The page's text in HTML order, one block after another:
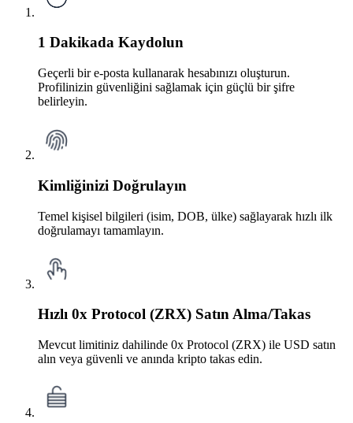
1 Dakikada Kaydolun
Geçerli bir e-posta kullanarak hesabınızı oluşturun.
Profilinizin güvenliğini sağlamak için güçlü bir şifre
belirleyin.
Kimliğinizi Doğrulayın
Temel kişisel bilgileri (isim, DOB, ülke) sağlayarak hızlı ilk
doğrulamayı tamamlayın.
Hızlı 0x Protocol (ZRX) Satın Alma/Takas
Mevcut limitiniz dahilinde 0x Protocol (ZRX) ile USD satın
alın veya güvenli ve anında kripto takas edin.